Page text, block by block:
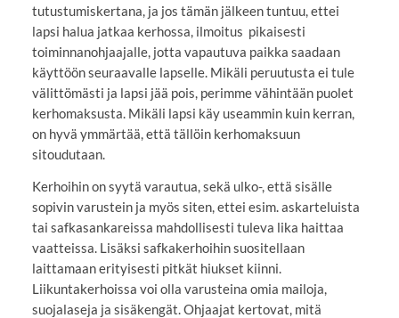
tutustumiskertana, ja jos tämän jälkeen tuntuu, ettei
lapsi halua jatkaa kerhossa, ilmoitus pikaisesti
toiminnanohjaajalle, jotta vapautuva paikka saadaan
käyttöön seuraavalle lapselle. Mikäli peruutusta ei tule
välittömästi ja lapsi jää pois, perimme vähintään puolet
kerhomaksusta. Mikäli lapsi käy useammin kuin kerran,
on hyvä ymmärtää, että tällöin kerhomaksuun
sitoudutaan.
Kerhoihin on syytä varautua, sekä ulko-, että sisälle
sopivin varustein ja myös siten, ettei esim. askarteluista
tai safkasankareissa mahdollisesti tuleva lika haittaa
vaatteissa. Lisäksi safkakerhoihin suositellaan
laittamaan erityisesti pitkät hiukset kiinni.
Liikuntakerhoissa voi olla varusteina omia mailoja,
suojalaseja ja sisäkengät. Ohjaajat kertovat, mitä